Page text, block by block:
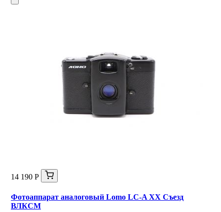
14 190 Р
Фотоаппарат аналоговый Lomo LC-A XX Съезд
ВЛКСМ